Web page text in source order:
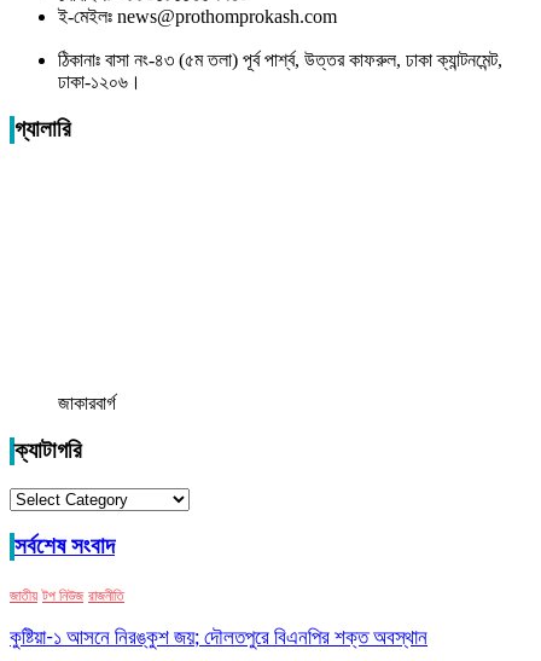
ই-মেইলঃ news@prothomprokash.com
ঠিকানাঃ বাসা নং-৪৩ (৫ম তলা) পূর্ব পার্শ্ব, উত্তর কাফরুল, ঢাকা ক্যান্টনমেন্ট,
ঢাকা-১২০৬।
গ্যালারি
জাকারবার্গ
ক্যাটাগরি
ক্যাটাগরি
সর্বশেষ সংবাদ
জাতীয় টপ নিউজ রাজনীতি
কুষ্টিয়া-১ আসনে নিরঙ্কুশ জয়; দৌলতপুরে বিএনপির শক্ত অবস্থান